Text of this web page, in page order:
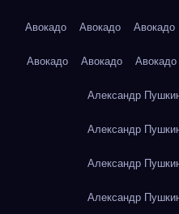
Авокадо Авокадо Авокадо
Авокадо Авокадо Авокадо
Александр
Александр
Александр
Александр